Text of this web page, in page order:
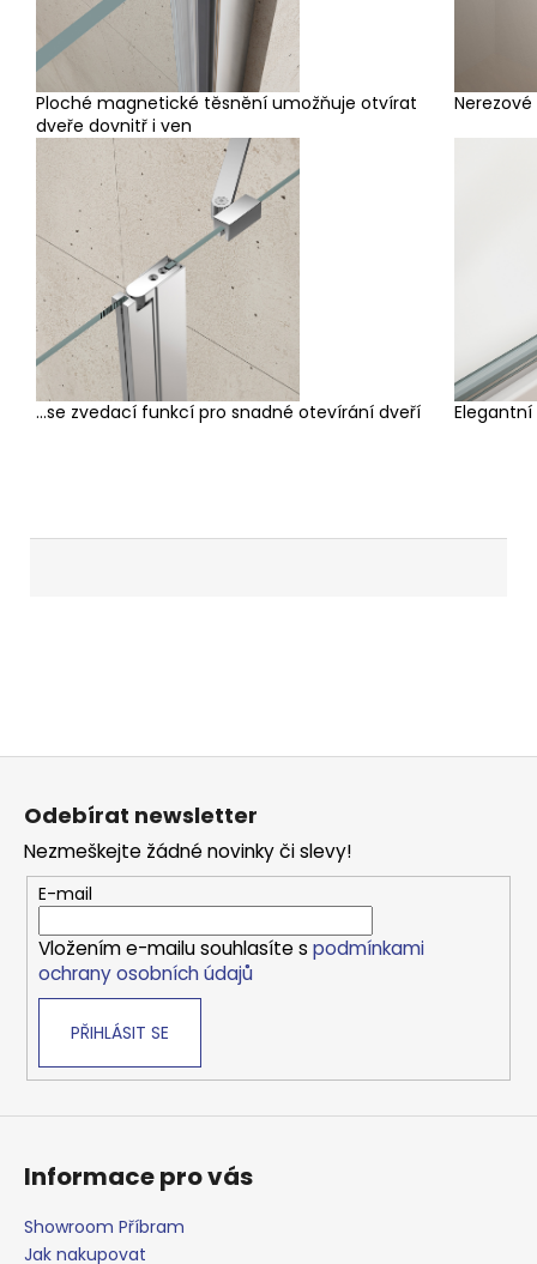
Ploché magnetické těsnění umožňuje otvírat
dveře dovnitř i ven
...se zvedací funkcí pro snadné otevírání dveří
Z
Odebírat newsletter
Nezmeškejte žádné novinky či slevy!
E-mail
Vložením e-mailu souhlasíte s podmínkami
ochrany osobních údajů
PŘIHLÁSIT SE
Informace pro vás
Showroom Příbram
Jak nakupovat